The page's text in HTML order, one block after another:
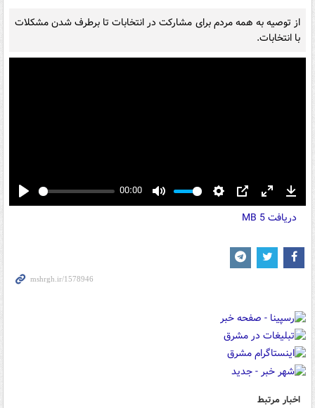
از توصیه به همه مردم برای مشارکت در انتخابات تا برطرف شدن مشکلات
با انتخابات.
Play
00:00
Mute Settings
PIP Enter
fullscreen
دریافت5 MB
اخبار مرتبط